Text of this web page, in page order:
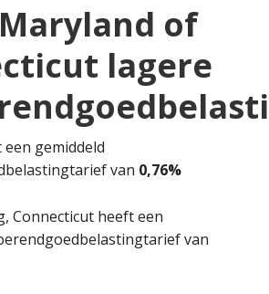
of
lagere
gemiddeld
van 0,76%
Connecticut heeft een
van